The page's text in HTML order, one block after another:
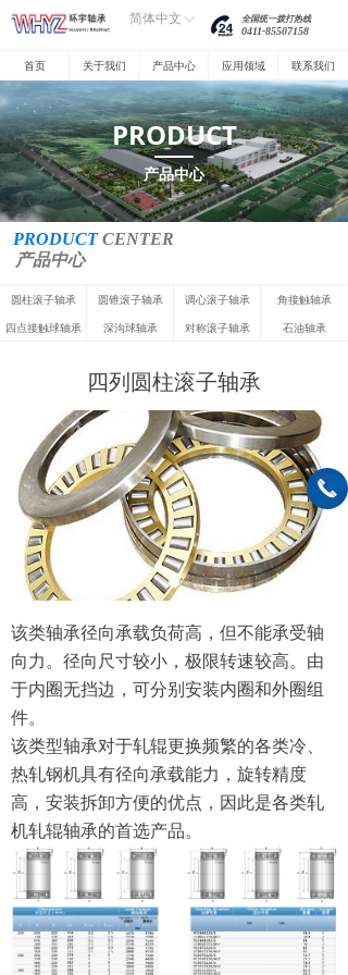
ꀅ
简体中文
首页 关于我们 产品中心 应用领域 联系我们
全国统一拨打热线
0411-85507158
PRODUCT
产品中心
PRODUCTCENTER
产品中心
圆柱滚子轴承 圆锥滚子轴承 调心滚子轴承
角接触轴承
四点接触球轴承
深沟球轴承 对称滚子轴承 石油轴承
四列圆柱滚子轴承
该类轴承径向承载负荷高，但不能承受轴
向力。径向尺寸较小，极限转速较高。由
于内圈无挡边，可分别安装内圈和外圈组
件。
该类型轴承对于轧辊更换频繁的各类冷、
热轧钢机具有径向承载能力，旋转精度
高，安装拆卸方便的优点，因此是各类轧
机轧辊轴承的首选产品。
끅